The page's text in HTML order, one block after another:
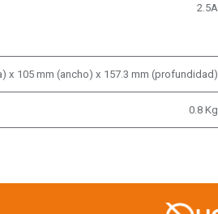
2.5A
x 105 mm (ancho) x 157.3 mm (profundidad)
0.8 Kg